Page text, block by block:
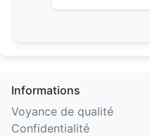
Informations
Voyance de qualité
Confidentialité